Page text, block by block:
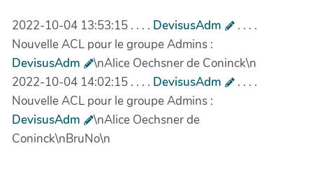
2022-10-04 13:53:15 . . . . DevisusAdm
. . . .
Nouvelle ACL pour le groupe Admins :
DevisusAdm
\nAlice Oechsner de Coninck\n
2022-10-04 14:02:15 . . . . DevisusAdm
. . . .
Nouvelle ACL pour le groupe Admins :
DevisusAdm
\nAlice Oechsner de
Coninck\nBruNo\n